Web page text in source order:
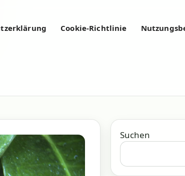
Cookie-Richtlinie
Suchen